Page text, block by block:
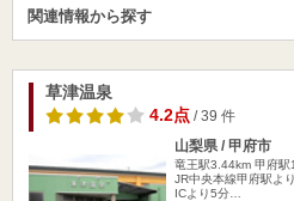
関連情報から探す
草津温泉
4.2点/ 39 件
山梨県 / 甲府市
竜王駅3.44km 甲府駅
JR中央本線甲府駅よ
ICより5分…